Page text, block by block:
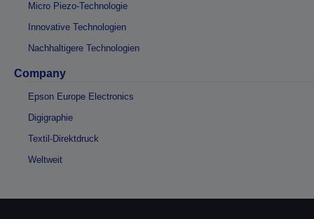
Micro Piezo-Technologie
Innovative Technologien
Nachhaltigere Technologien
Company
Epson Europe Electronics
Digigraphie
Textil-Direktdruck
Weltweit